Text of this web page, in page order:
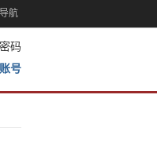
航
码
号